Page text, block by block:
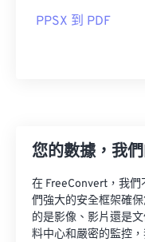
PPSX 到 PDF
您的數據，我
在 FreeConvert，我
們強大的安全框架確
的是影像、影片還是
料中心和嚴密的監控